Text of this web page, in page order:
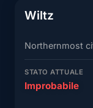
Wiltz
Northernmost
STATO ATTUALE
Improbabile